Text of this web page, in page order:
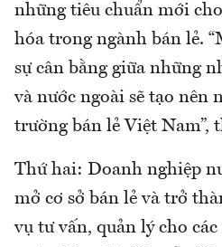
những tiêu chuẩn mới
hóa trong ngành bán lẻ.
sự cân bằng giữa những
và nước ngoài sẽ tạo nên
trường bán lẻ Việt Nam”,
Thứ hai: Doanh nghiệp
mở cơ sở bán lẻ và trở
vụ tư vấn, quản lý cho